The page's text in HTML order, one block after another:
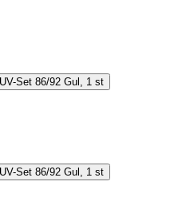
Set 86/92 Gul, 1 st
Set 86/92 Gul, 1 st